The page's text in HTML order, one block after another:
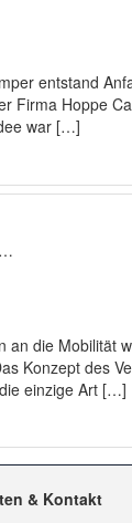
entstand
Firma Hoppe
war […]
an die Mobilität
Konzept des
einzige Art […]
& Kontakt